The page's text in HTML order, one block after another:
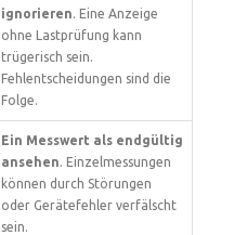
ignorieren. Eine Anzeige
ohne Lastprüfung kann
trügerisch sein.
Fehlentscheidungen sind die
Folge.
Ein Messwert als endgültig
ansehen. Einzelmessungen
können durch Störungen
oder Gerätefehler verfälscht
sein.